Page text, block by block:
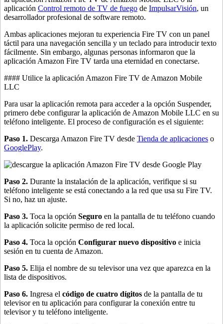
aplicación Control remoto de TV de fuego de ImpulsarVisión, un
desarrollador profesional de software remoto.
Ambas aplicaciones mejoran tu experiencia Fire TV con un panel
táctil para una navegación sencilla y un teclado para introducir texto
fácilmente. Sin embargo, algunas personas informaron que la
aplicación Amazon Fire TV tarda una eternidad en conectarse.
#### Utilice la aplicación Amazon Fire TV de Amazon Mobile
LLC
Para usar la aplicación remota para acceder a la opción Suspender,
primero debe configurar la aplicación de Amazon Mobile LLC en su
teléfono inteligente. El proceso de configuración es el siguiente:
Paso 1. Descarga Amazon Fire TV desde Tienda de aplicaciones o
GooglePlay.
Paso 2. Durante la instalación de la aplicación, verifique si su
teléfono inteligente se está conectando a la red que usa su Fire TV.
Si no, haz un ajuste.
Paso 3. Toca la opción Seguro en la pantalla de tu teléfono cuando
la aplicación solicite permiso de red local.
Paso 4. Toca la opción Configurar nuevo dispositivo e inicia
sesión en tu cuenta de Amazon.
Paso 5. Elija el nombre de su televisor una vez que aparezca en la
lista de dispositivos.
Paso 6. Ingresa el código de cuatro dígitos de la pantalla de tu
televisor en tu aplicación para configurar la conexión entre tu
televisor y tu teléfono inteligente.